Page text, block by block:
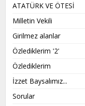
ATATÜRK VE ÖTESİ
Milletin Vekili
Girilmez alanlar
Özlediklerim '2'
Özlediklerim
İzzet Baysalımız...
Sorular